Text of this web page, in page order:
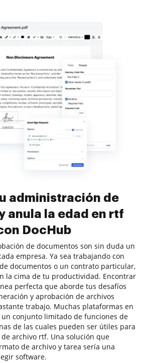
administración de
anula la edad en rtf
DocHub
de documentos son sin duda un
empresa. Ya sea trabajando con
documentos o un contrato particular,
la cima de tu productividad. Encontrar
perfecta que aborde tus desafíos
y aprobación de archivos
trabajo. Muchas plataformas en
conjunto limitado de funciones de
de las cuales pueden ser útiles para
archivo rtf. Una solución que
de archivo y tarea sería una
software.